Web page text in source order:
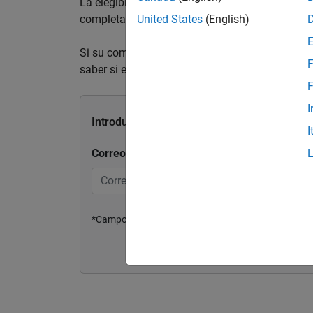
completar el formulario y un representante de
Si su compañía forma parte de una
saber si está eligible. Si usted es una
Introduzca su información de contacto para
Correo electrónico del trabajo o de la
*Campo obligatorio
United States (English)